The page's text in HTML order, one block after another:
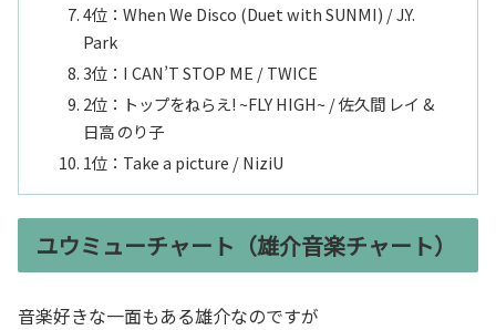
4位：When We Disco (Duet with SUNMI) / J.Y.
Park
3位：I CAN’T STOP ME / TWICE
2位：トップをねらえ! ~FLY HIGH~ / 佐久間 レイ &
日高 のり子
1位：Take a picture / NiziU
ユウミューチャート（雄介音楽チャート）
音楽好きな一面もある雄介なのですが